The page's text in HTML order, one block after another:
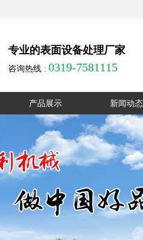
专业的表面设备处理厂家
咨询热线 : 0319-7581115
产品展示
无心磨床
单工位圆管抛光机
多工位卧式抛光机
多工位立式抛光机
大直径液压抛光机
外圆抛光机
新闻动态
公司动态
行业动态